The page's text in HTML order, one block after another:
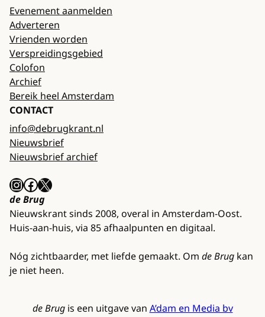
Evenement aanmelden
Adverteren
Vrienden worden
Verspreidingsgebied
Colofon
Archief
Bereik heel Amsterdam
CONTACT
info@debrugkrant.nl
Nieuwsbrief
Nieuwsbrief archief
InstagramFacebook X
de Brug
Nieuwskrant sinds 2008, overal in Amsterdam-Oost.
Huis-aan-huis, via 85 afhaalpunten en digitaal.
Nóg zichtbaarder, met liefde gemaakt. Om de Brug kan
je niet heen.
de Brug is een uitgave van A’dam en Media bv